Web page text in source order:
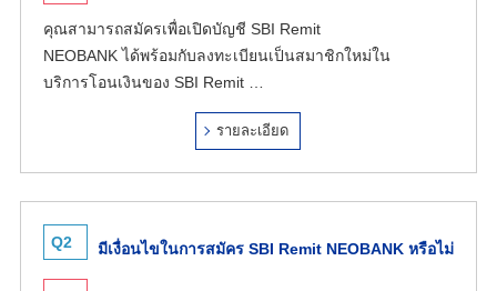
คุณสามารถสมัครเพื่อเปิดบัญชี SBI Remit
NEOBANK ได้พร้อมกับลงทะเบียนเป็นสมาชิกใหม่ใน
บริการโอนเงินของ SBI Remit …
รายละเอียด
Q2 มีเงื่อนไขในการสมัคร SBI Remit NEOBANK หรือไม่